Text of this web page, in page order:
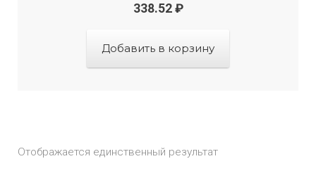
338.52 ₽
Добавить в корзину
Отображается единственный результат